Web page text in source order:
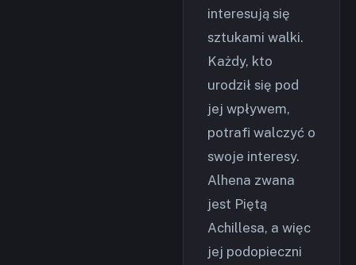
interesują się
sztukami walki.
Każdy, kto
urodził się pod
jej wpływem,
potrafi walczyć o
swoje interesy.
Alhena zwana
jest Piętą
Achillesa, a więc
jej podopieczni